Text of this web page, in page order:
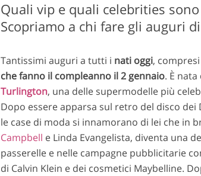
Quali vip e quali celebrities
Scopriamo a chi fare gli auguri
Tantissimi auguri a tutti i nati oggi,
che fanno il compleanno il 2 gennaio. È
Turlington, una delle supermodelle più
Dopo essere apparsa sul retro del disco dei
le case di moda si innamorano di lei che in
Campbell e Linda Evangelista, diventa una
passerelle e nelle campagne pubblicitarie
di Calvin Klein e dei cosmetici Maybelline.